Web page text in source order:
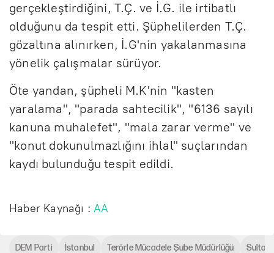
gerçekleştirdiğini, T.Ç. ve İ.G. ile irtibatlı
olduğunu da tespit etti. Şüphelilerden T.Ç.
gözaltına alınırken, İ.G'nin yakalanmasına
yönelik çalışmalar sürüyor.
Öte yandan, şüpheli M.K'nin "kasten
yaralama", "parada sahtecilik", "6136 sayılı
kanuna muhalefet", "mala zarar verme" ve
"konut dokunulmazlığını ihlal" suçlarından
kaydı bulunduğu tespit edildi.
Haber Kaynağı :AA
DEM Parti İstanbul Terörle Mücadele Şube Müdürlüğü